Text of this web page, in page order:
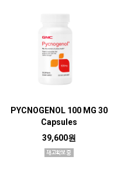
PYCNOGENOL 100 MG 30
Capsules
39,600원